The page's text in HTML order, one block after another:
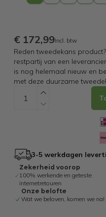
€ 172,99Incl. btw
Reden tweedekans
restpartij van een
is nog helemaal nieuw en
met deze duurzame
3-5 werkdagen
Zekerheid voorop
100% werkende en geteste
internetretouren
Onze belofte
Wat we beloven, komen we na!